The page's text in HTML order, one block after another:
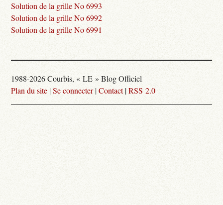
Solution de la grille No 6993
Solution de la grille No 6992
Solution de la grille No 6991
1988-2026 Courbis, « LE » Blog Officiel
Plan du site |Se connecter|Contact|RSS 2.0